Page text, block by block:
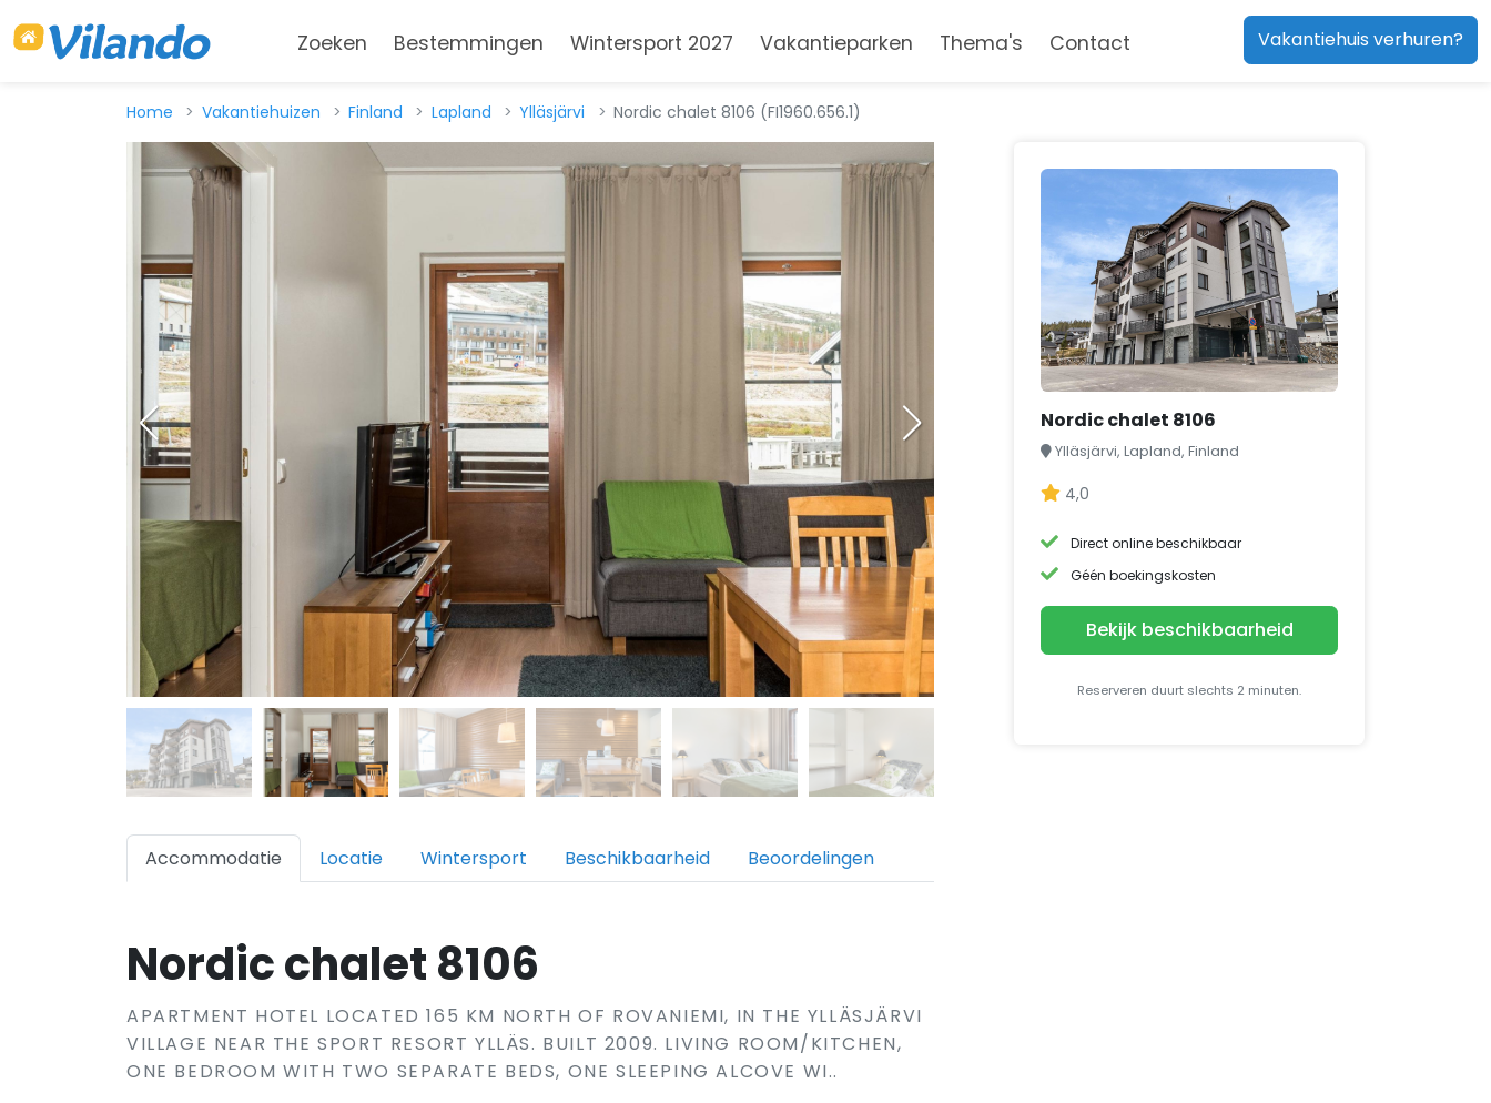
Zoeken Bestemmingen Wintersport 2027 Vakantieparken Thema's Contact Vakantiehuis verhuren?
Home Vakantiehuizen Finland Lapland Ylläsjärvi Nordic chalet 8106 (FI1960.656.1)
Accommodatie Locatie Wintersport Beschikbaarheid Beoordelingen
Nordic chalet 8106
APARTMENT HOTEL LOCATED 165 KM NORTH OF ROVANIEMI, IN THE YLLÄSJÄRVI
VILLAGE NEAR THE SPORT RESORT YLLÄS. BUILT 2009. LIVING ROOM/KITCHEN,
ONE BEDROOM WITH TWO SEPARATE BEDS, ONE SLEEPING ALCOVE WI..
Nordic chalet 8106
Ylläsjärvi, Lapland, Finland
4,0
Direct online beschikbaar
Géén boekingskosten
Bekijk beschikbaarheid
Reserveren duurt slechts 2 minuten.